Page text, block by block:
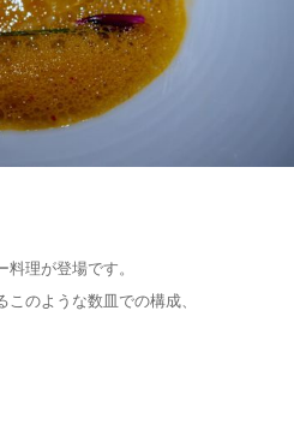
理が登場です。
のような数皿での構成、